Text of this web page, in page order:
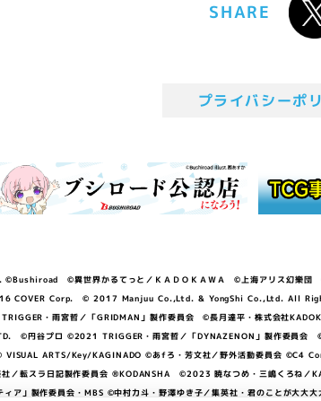
SHARE
プライバシーポ
©異世界かるてっと／ＫＡＤＯＫＡＷＡ ©上海アリス
2016 COVER Corp. © 2017 Manjuu Co.,Ltd. & YongShi
・雨宮哲／「GRIDMAN」製作委員会 ©長月達平・株式会社
谷プロ ©2021 TRIGGER・雨宮哲／「DYNAZENON」製作委員会 ©
ARTS/Key/KAGINADO ©あfろ・芳文社／野外活動委員会 ©C4
／転スラ日記製作委員会 ®KODANSHA ©2023 暁なつめ・三嶋くろ
ィア」製作委員会・MBS ©中村力斗・野澤ゆき子／集英社・君のことが